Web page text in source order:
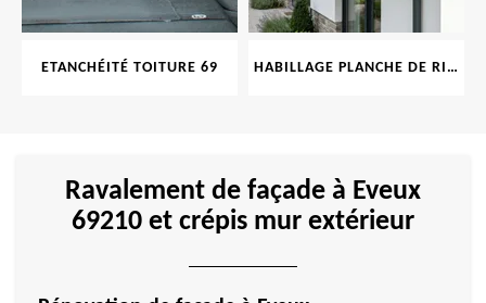
ETANCHÉITÉ TOITURE 69 HABILLAGE PLANCHE DE RIVE 69
Ravalement de façade à Eveux
69210 et crépis mur extérieur